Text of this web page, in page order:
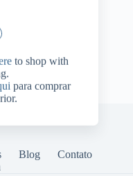
to shop with
para comprar
Blog
Contato